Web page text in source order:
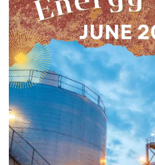
รายงานผลการดำเนินงานของกร
รายงานการเงินสำนักงานปลัดก
รายงานต้นทุนต่อหน่วยผลผลิต
รายงานงบทดลอง
การติดตามตรวจสอบและประเมินผลภา
ข่าวสารการติดตามตรวจสอบและป
ราชการ (คตป.พน.)